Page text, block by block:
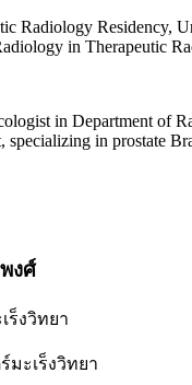
Radiology Residency,
in Therapeutic
in Department of
specializing in prostate
งศ์
ร็งวิทยา
มะเร็งวิทยา